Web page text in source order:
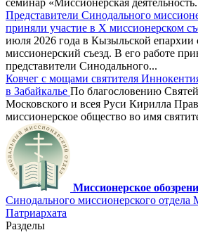
Представители Синодального
приняли участие в X миссионерском
июля 2026 года в Кызыльской епархии
миссионерский съезд. В его работе
представители Синодального...
Ковчег с мощами святителя
в Забайкалье По благословению
Московского и всея Руси Кирилла
миссионерское общество во имя
Миссионерское
Синодального миссионерского отдела
Патриархата
Разделы